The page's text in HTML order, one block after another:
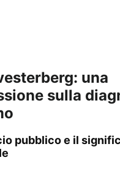
sulla